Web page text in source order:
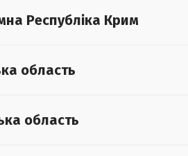
Республіка Крим
область
область